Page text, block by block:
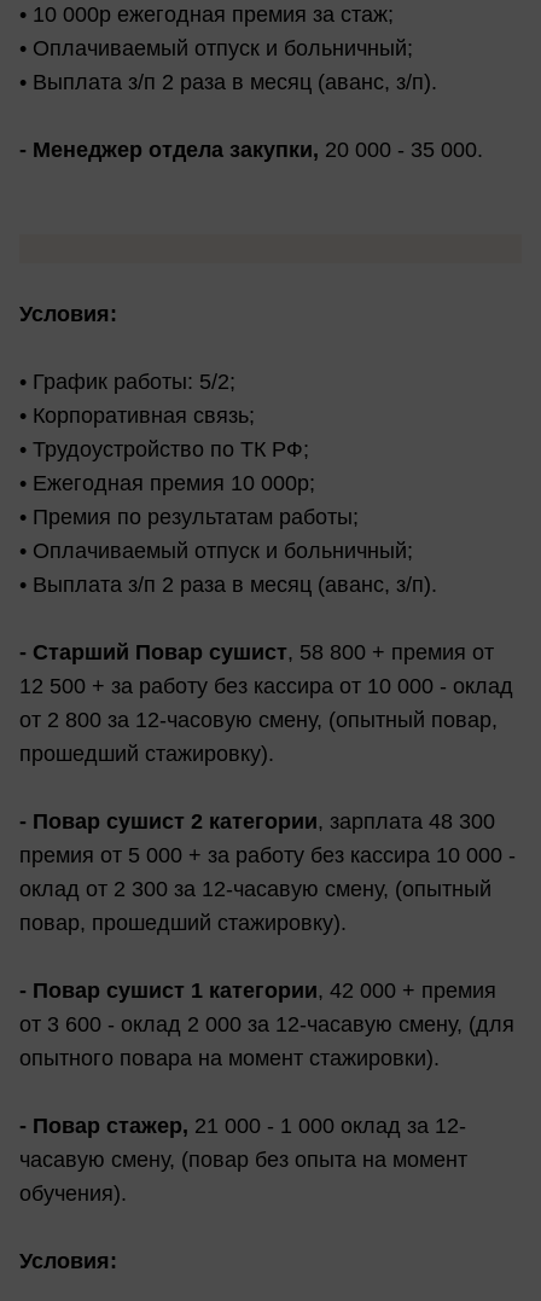
• 10 000р ежегодная премия за стаж;
• Оплачиваемый отпуск и больничный;
• Выплата з/п 2 раза в месяц (аванс, з/п).
- Менеджер отдела закупки, 20 000 - 35 000.
Условия:
• График работы: 5/2;
• Корпоративная связь;
• Трудоустройство по ТК РФ;
• Ежегодная премия 10 000р;
• Премия по результатам работы;
• Оплачиваемый отпуск и больничный;
• Выплата з/п 2 раза в месяц (аванс, з/п).
- Старший Повар сушист, 58 800 + премия от
12 500 + за работу без кассира от 10 000 - оклад
от 2 800 за 12-часовую смену, (опытный повар,
прошедший стажировку).
- Повар сушист 2 категории, зарплата 48 300
премия от 5 000 + за работу без кассира 10 000 -
оклад от 2 300 за 12-часавую смену, (опытный
повар, прошедший стажировку).
- Повар сушист 1 категории, 42 000 + премия
от 3 600 - оклад 2 000 за 12-часавую смену, (для
опытного повара на момент стажировки).
- Повар стажер, 21 000 - 1 000 оклад за 12-
часавую смену, (повар без опыта на момент
обучения).
Условия: